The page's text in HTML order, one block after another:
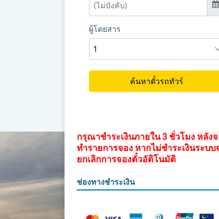
กรุณาชำระเงินภายใน 3 ชั่วโมง หลัง
ทำรายการจอง หากไม่ชำระเงินระบบ
ยกเลิกการจองตั๋วอัติโนมัติ
ช่องทางชำระเงิน